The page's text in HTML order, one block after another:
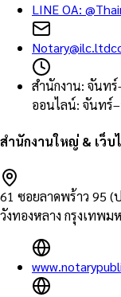
LINE OA:
Notary@ilc.ltd
สำนักงาน: จันทร์
ออนไลน์: จันทร์
สำนักงานใหญ่ & เว็บ
61 ซอยลาดพร้าว 95 (
วังทองหลาง กรุงเทพม